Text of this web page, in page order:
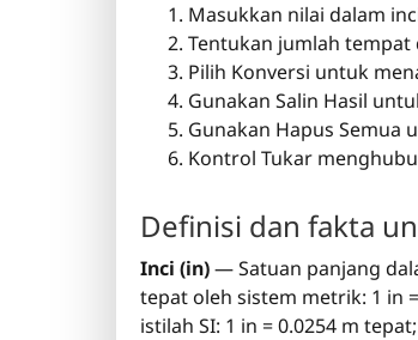
Masukkan nilai dalam
Tentukan jumlah
Pilih Konversi untuk
Gunakan Salin Hasil
Gunakan Hapus
Kontrol Tukar
Definisi dan fakta
Inci (in)— Satuan panjang
tepat oleh sistem metrik: 1 in
istilah SI: 1 in = 0.0254 m